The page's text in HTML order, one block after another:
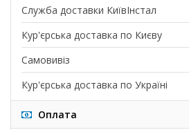
Служба доставки КиївІнстал
Кур'єрська доставка по Києву
Самовивіз
Кур'єрська доставка по Україні
Оплата